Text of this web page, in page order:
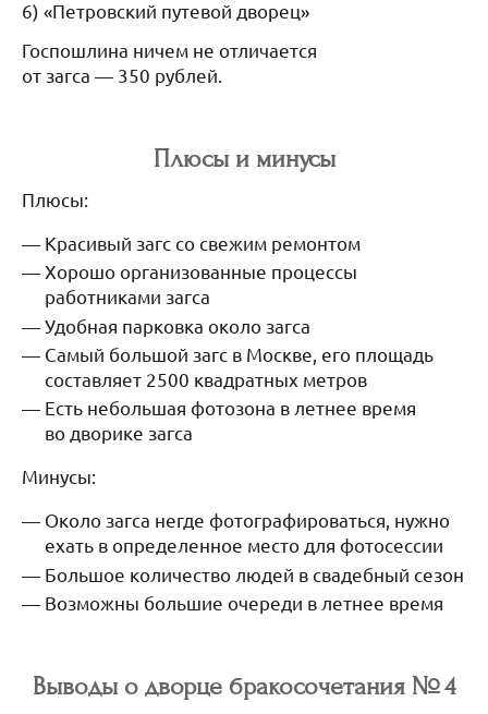
6) «Петровский путевой дворец»
Госпошлина ничем не отличается
от загса — 350 рублей.
Плюсы и минусы
Плюсы:
Красивый загс со свежим ремонтом
Хорошо организованные процессы
работниками загса
Удобная парковка около загса
Самый большой загс в Москве, его площадь
составляет 2500 квадратных метров
Есть небольшая фотозона в летнее время
во дворике загса
Минусы:
Около загса негде фотографироваться, нужно
ехать в определенное место для фотосессии
Большое количество людей в свадебный сезон
Возможны большие очереди в летнее время
Выводы о дворце бракосочетания № 4